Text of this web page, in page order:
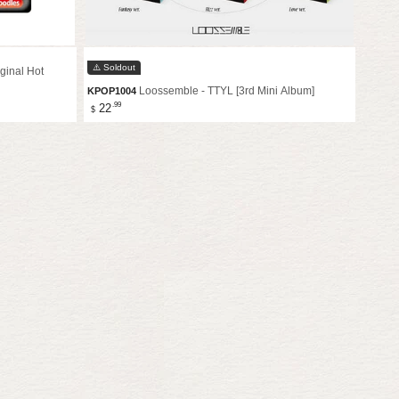
Hot ⚠️ Soldout
KPOP1004 Loossemble - TTYL [3rd Mini Album]
Precio
de
$ 22.99